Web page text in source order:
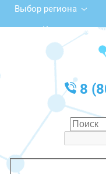
Выбор региона
Калининская
График
8